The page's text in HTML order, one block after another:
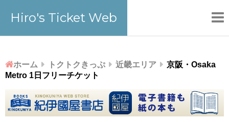
Hiro's Ticket Web
ホーム トクトクきっぷ 近畿エリア
京阪・Osaka
Metro 1日フリーチケット